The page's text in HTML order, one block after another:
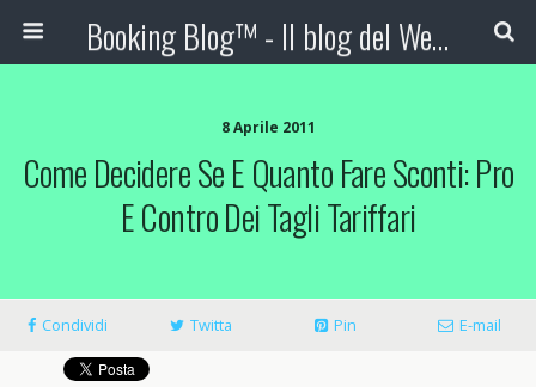
Booking Blog™ - Il blog del Web Marketing Turistico
8 Aprile 2011
Come Decidere Se E Quanto Fare Sconti: Pro
E Contro Dei Tagli Tariffari
Condividi Twitta Pin E-mail